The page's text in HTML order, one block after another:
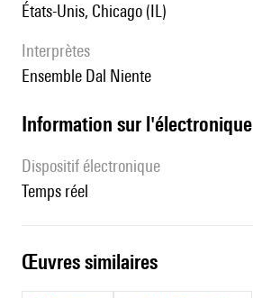
États-Unis, Chicago (IL)
interprètes
Ensemble Dal Niente
Information sur l'électronique
Dispositif électronique
temps réel
œuvres similaires